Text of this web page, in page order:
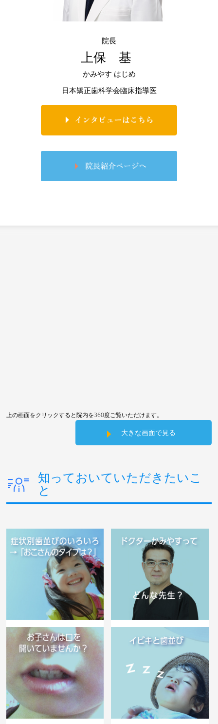
院長
上保 基
かみやす はじめ
日本矯正歯科学会臨床指導医
上の画面をクリックすると院内を360度ご覧いただけます。
大きな画面で見る
知っておいていただきたいこ
と